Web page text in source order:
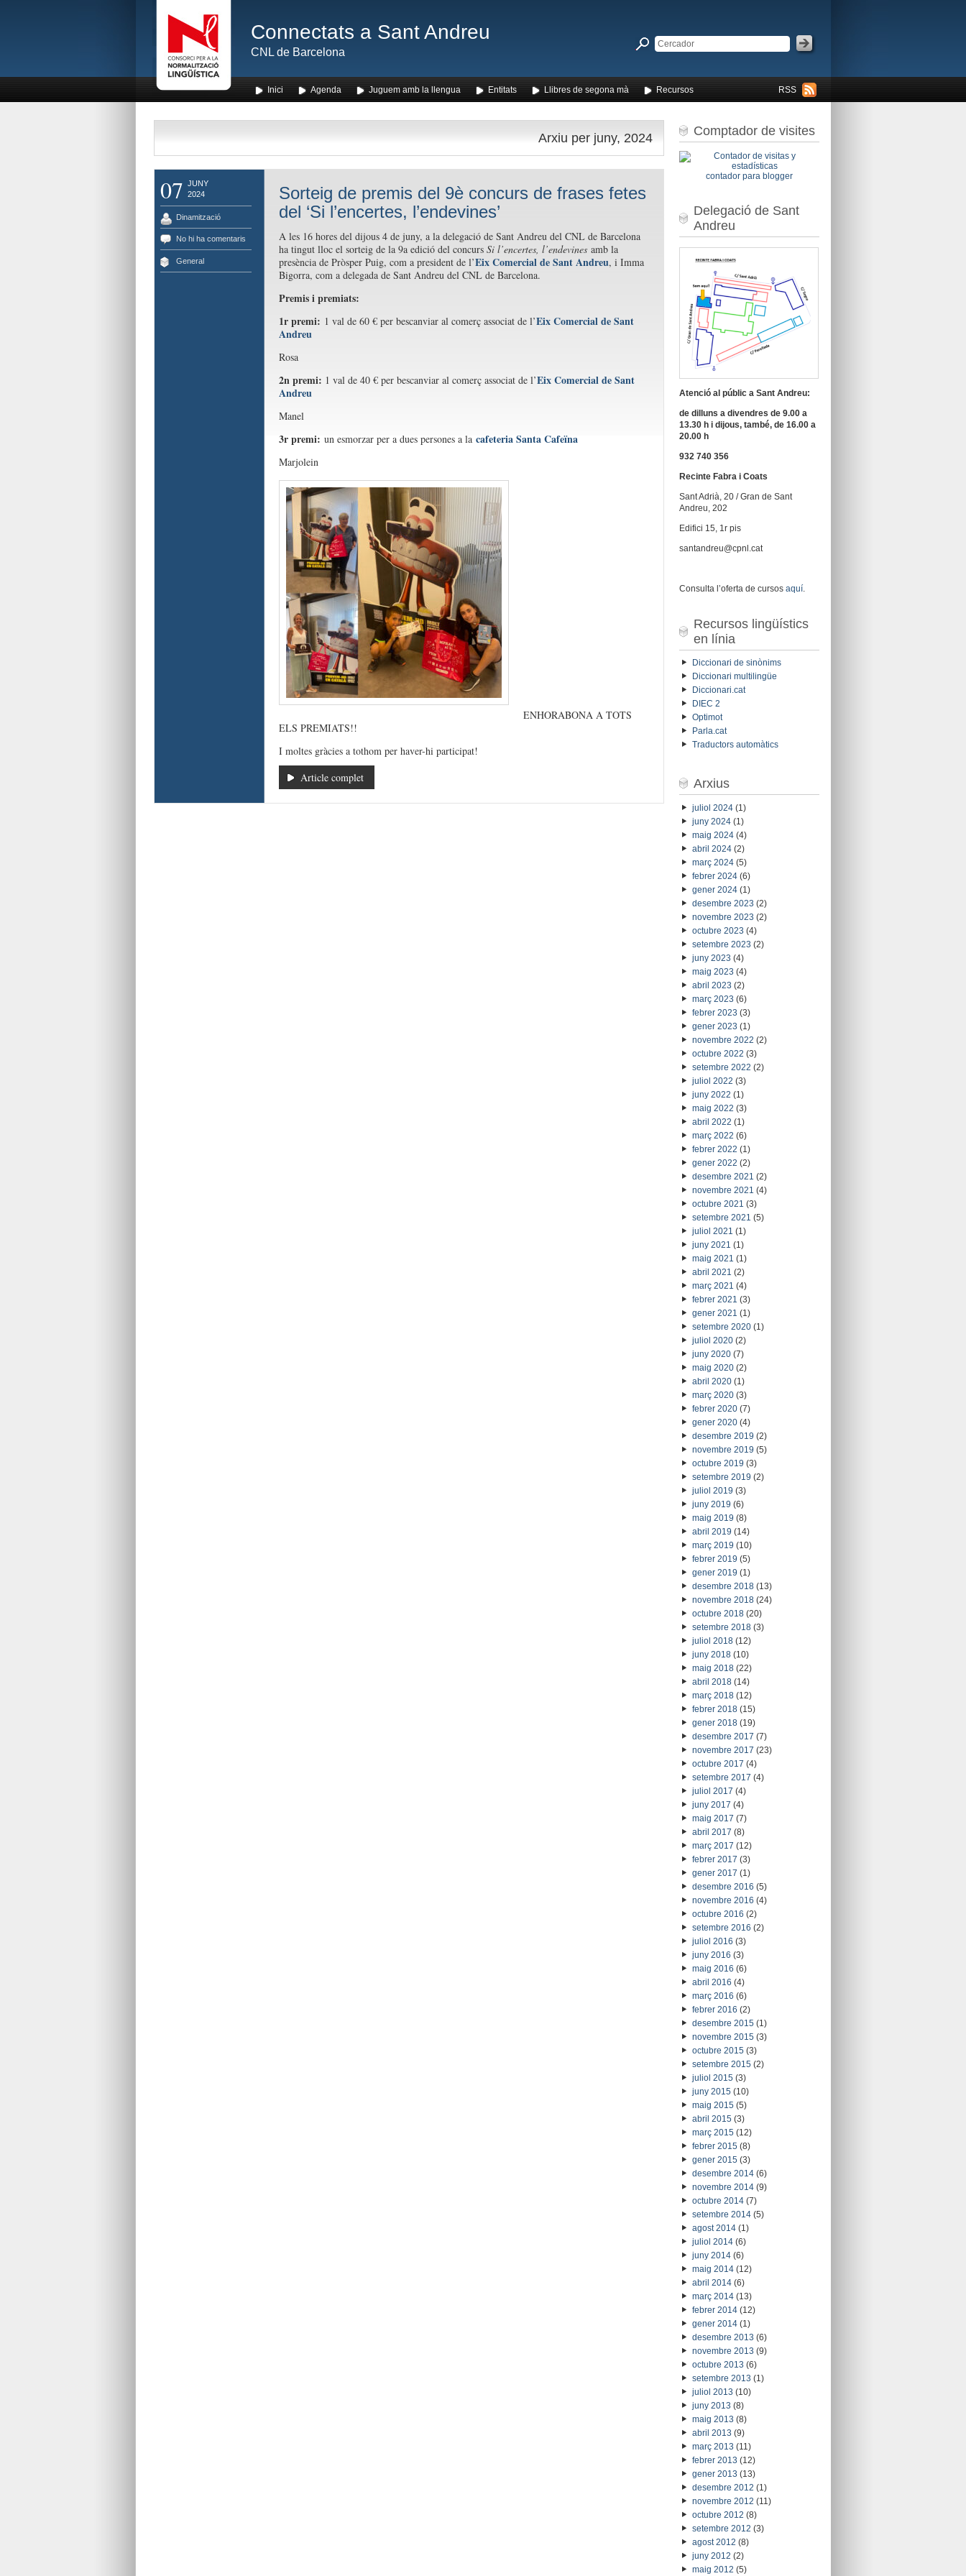
Connectats a Sant Andreu
CNL de Barcelona
RSS
Inici Agenda Juguem amb la llengua Entitats Llibres de segona mà Recursos
Arxiu per juny, 2024
07 JUNY
2024
Dinamització
No hi ha comentaris
General
Sorteig de premis del 9è concurs de frases fetes
del ‘Si l’encertes, l’endevines’
A les 16 hores del dijous 4 de juny, a la delegació de Sant Andreu del CNL de Barcelona
ha tingut lloc el sorteig de la 9a edició del concurs Si l’encertes, l’endevinesamb la
presència de Pròsper Puig, com a president de l’Eix Comercial de Sant Andreu, i Imma
Bigorra, com a delegada de Sant Andreu del CNL de Barcelona.
Premis i premiats:
1r premi: 1 val de 60 € per bescanviar al comerç associat de l’Eix Comercial de Sant
Andreu
Rosa
2n premi: 1 val de 40 € per bescanviar al comerç associat de l’Eix Comercial de Sant
Andreu
Manel
3r premi: un esmorzar per a dues persones a la cafeteria Santa Cafeïna
Marjolein
ENHORABONA A TOTS
ELS PREMIATS!!
I moltes gràcies a tothom per haver-hi participat!
Article complet
Comptador de visites
contador para blogger
Delegació de Sant
Andreu
Atenció al públic a Sant Andreu:
de dilluns a divendres de 9.00 a
13.30 h i dijous, també, de 16.00 a
20.00 h
932 740 356
Recinte Fabra i Coats
Sant Adrià, 20 / Gran de Sant
Andreu, 202
Edifici 15, 1r pis
santandreu@cpnl.cat
Consulta l’oferta de cursos aquí.
Recursos lingüístics
en línia
Diccionari de sinònims
Diccionari multilingüe
Diccionari.cat
DIEC 2
Optimot
Parla.cat
Traductors automàtics
Arxius
juliol 2024(1)
juny 2024(1)
maig 2024(4)
abril 2024(2)
març 2024(5)
febrer 2024(6)
gener 2024(1)
desembre 2023 (2)
novembre 2023 (2)
octubre 2023 (4)
setembre 2023 (2)
juny 2023 (4)
maig 2023 (4)
abril 2023 (2)
març 2023 (6)
febrer 2023 (3)
gener 2023 (1)
novembre 2022 (2)
octubre 2022 (3)
setembre 2022 (2)
juliol 2022 (3)
juny 2022 (1)
maig 2022 (3)
abril 2022 (1)
març 2022 (6)
febrer 2022 (1)
gener 2022 (2)
desembre 2021 (2)
novembre 2021 (4)
octubre 2021 (3)
setembre 2021 (5)
juliol 2021 (1)
juny 2021 (1)
maig 2021 (1)
abril 2021 (2)
març 2021 (4)
febrer 2021 (3)
gener 2021 (1)
setembre 2020(1)
juliol 2020(2)
juny 2020(7)
maig 2020(2)
abril 2020(1)
març 2020(3)
febrer 2020(7)
gener 2020(4)
desembre 2019 (2)
novembre 2019 (5)
octubre 2019 (3)
setembre 2019 (2)
juliol 2019 (3)
juny 2019 (6)
maig 2019 (8)
abril 2019 (14)
març 2019 (10)
febrer 2019 (5)
gener 2019 (1)
desembre 2018(13)
novembre 2018(24)
octubre 2018(20)
setembre 2018(3)
juliol 2018(12)
juny 2018(10)
maig 2018(22)
abril 2018(14)
març 2018(12)
febrer 2018(15)
gener 2018(19)
desembre 2017 (7)
novembre 2017 (23)
octubre 2017 (4)
setembre 2017 (4)
juliol 2017 (4)
juny 2017 (4)
maig 2017 (7)
abril 2017 (8)
març 2017 (12)
febrer 2017 (3)
gener 2017 (1)
desembre 2016 (5)
novembre 2016 (4)
octubre 2016 (2)
setembre 2016 (2)
juliol 2016 (3)
juny 2016 (3)
maig 2016 (6)
abril 2016 (4)
març 2016 (6)
febrer 2016 (2)
desembre 2015(1)
novembre 2015(3)
octubre 2015(3)
setembre 2015(2)
juliol 2015(3)
juny 2015(10)
maig 2015(5)
abril 2015(3)
març 2015(12)
febrer 2015(8)
gener 2015(3)
desembre 2014(6)
novembre 2014(9)
octubre 2014(7)
setembre 2014(5)
agost 2014(1)
juliol 2014(6)
juny 2014(6)
maig 2014(12)
abril 2014(6)
març 2014(13)
febrer 2014(12)
gener 2014(1)
desembre 2013 (6)
novembre 2013 (9)
octubre 2013 (6)
setembre 2013 (1)
juliol 2013 (10)
juny 2013 (8)
maig 2013 (8)
abril 2013 (9)
març 2013 (11)
febrer 2013 (12)
gener 2013 (13)
desembre 2012 (1)
novembre 2012 (11)
octubre 2012 (8)
setembre 2012 (3)
agost 2012 (8)
juny 2012 (2)
maig 2012 (5)